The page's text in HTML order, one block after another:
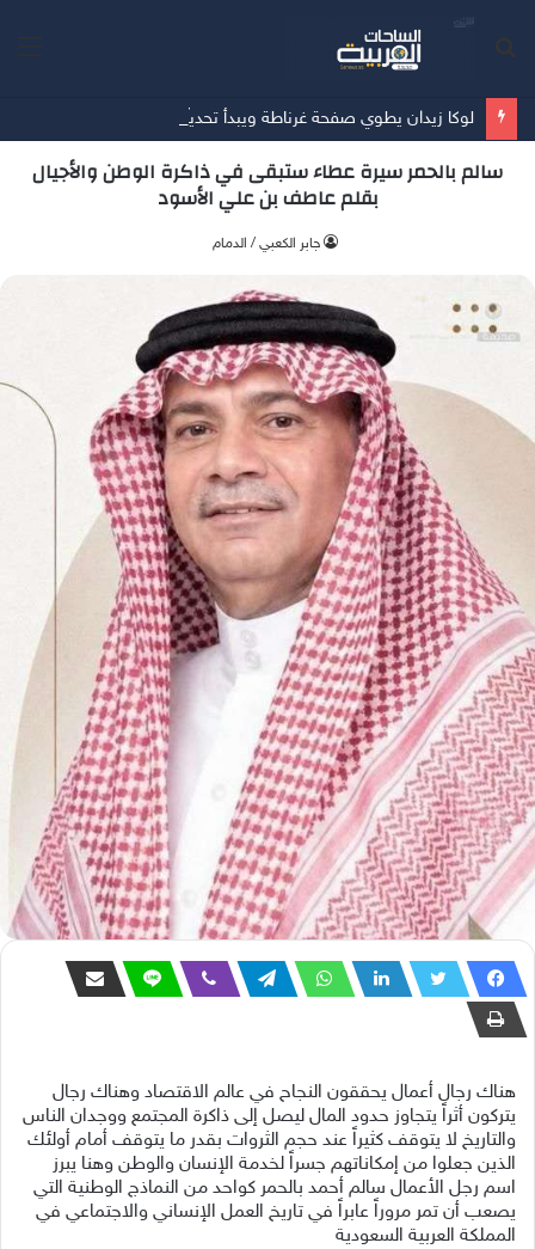
لوكا زيدان يطوي صفحة غرناطة ويبدأ تحدياً جديداً مع ليغانيس
سالم بالحمر سيرة عطاء ستبقى في ذاكرة الوطن والأجيال
بقلم عاطف بن علي الأسود
جابر الكعبي / الدمام
هناك رجال أعمال يحققون النجاح في عالم الاقتصاد وهناك رجال
يتركون أثراً يتجاوز حدود المال ليصل إلى ذاكرة المجتمع ووجدان الناس
والتاريخ لا يتوقف كثيراً عند حجم الثروات بقدر ما يتوقف أمام أولئك
الذين جعلوا من إمكاناتهم جسراً لخدمة الإنسان والوطن وهنا يبرز
اسم رجل الأعمال سالم أحمد بالحمر كواحد من النماذج الوطنية التي
يصعب أن تمر مروراً عابراً في تاريخ العمل الإنساني والاجتماعي في
المملكة العربية السعودية